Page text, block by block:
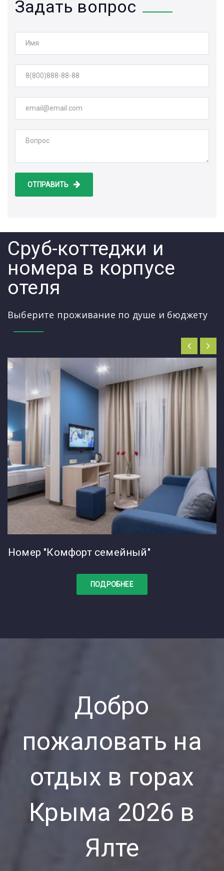
Задать вопрос
ОТПРАВИТЬ
Сруб-коттеджи и
номера в корпусе
отеля
Выберите проживание по душе и бюджету
Номер "Комфорт семейный"
ПОДРОБНЕЕ
Добро
пожаловать на
отдых в горах
Крыма 2026 в
Ялте